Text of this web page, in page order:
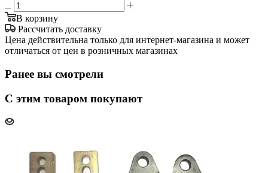
В корзину
Рассчитать доставку
Цена действительна только для интернет-магазина и может
отличаться от цен в розничных магазинах
Ранее вы смотрели
С этим товаром покупают